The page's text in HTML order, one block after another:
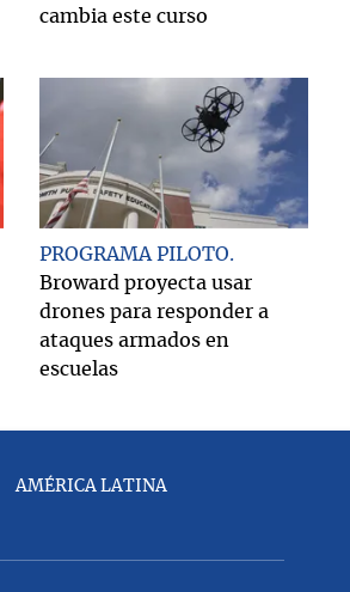
cambia este curso
PROGRAMA PILOTO
Broward proyecta usar
drones para responder a
ataques armados en
escuelas
AMÉRICA LATINA